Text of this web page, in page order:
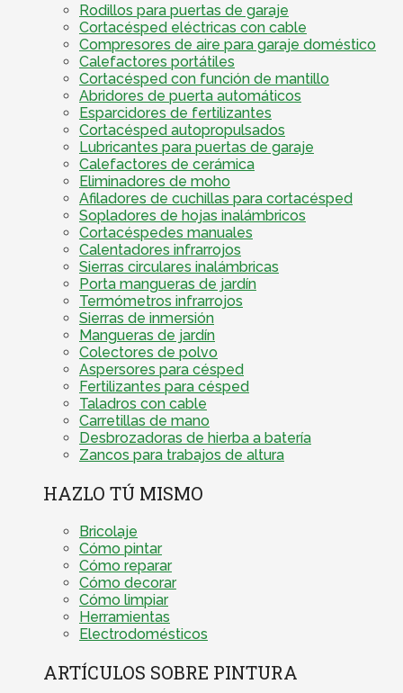
Rodillos para puertas de garaje
Cortacésped eléctricas con cable
Compresores de aire para garaje doméstico
Calefactores portátiles
Cortacésped con función de mantillo
Abridores de puerta automáticos
Esparcidores de fertilizantes
Cortacésped autopropulsados
Lubricantes para puertas de garaje
Calefactores de cerámica
Eliminadores de moho
Afiladores de cuchillas para cortacésped
Sopladores de hojas inalámbricos
Cortacéspedes manuales
Calentadores infrarrojos
Sierras circulares inalámbricas
Porta mangueras de jardín
Termómetros infrarrojos
Sierras de inmersión
Mangueras de jardín
Colectores de polvo
Aspersores para césped
Fertilizantes para césped
Taladros con cable
Carretillas de mano
Desbrozadoras de hierba a batería
Zancos para trabajos de altura
HAZLO TÚ MISMO
Bricolaje
Cómo pintar
Cómo reparar
Cómo decorar
Cómo limpiar
Herramientas
Electrodomésticos
ARTÍCULOS SOBRE PINTURA